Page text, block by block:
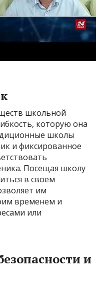
школьной
которую она
школы
и фиксированное
Посещая школу
в своем
им
временем и
или
и